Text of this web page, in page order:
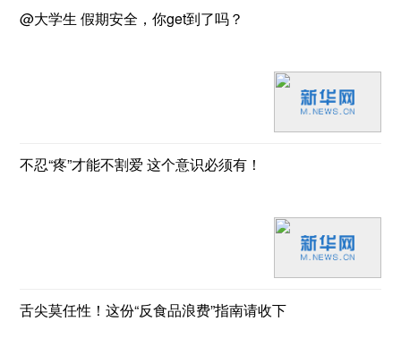
@大学生 假期安全，你get到了吗？
不忍“疼”才能不割爱 这个意识必须有！
舌尖莫任性！这份“反食品浪费”指南请收下